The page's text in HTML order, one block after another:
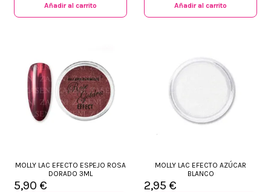
Añadir al carrito Añadir al carrito
MOLLY LAC EFECTO ESPEJO ROSA
DORADO 3ML
5,90 €
MOLLY LAC EFECTO AZÚCAR
BLANCO
2,95 €